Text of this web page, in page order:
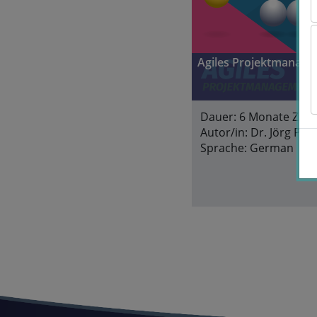
Agiles
Dauer: 6 Monate
Autor/in: Dr. Jörg
Sprache: German